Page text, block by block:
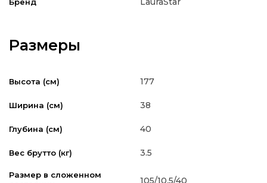
Размеры
Высота (см) 177
Ширина (см) 38
Глубина (см) 40
Вес брутто (кг) 3.5
Размер в сложенном
105/10.5/40